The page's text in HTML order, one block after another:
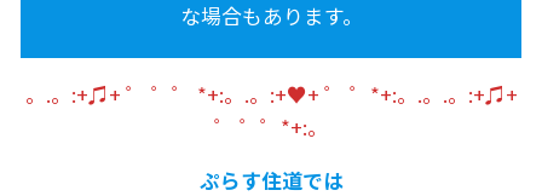
な場合もあります。
。.。:+♫+ ゜ ゜゜ *+:。.。:+♥+ ゜ ゜*+:。.。.。:+♫+
゜ ゜゜*+:。
ぷらす住道では